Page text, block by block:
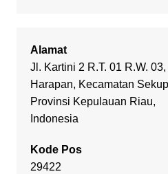
Alamat
Jl. Kartini 2 R.T. 01 R.W.
Harapan, Kecamatan
Provinsi Kepulauan Riau,
Indonesia
Kode Pos
29422